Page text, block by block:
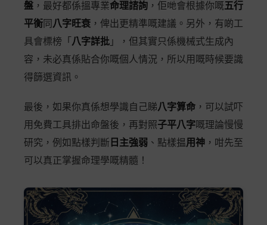
盤 ，最好都係搵專業命理諮詢 ，佢哋會根據你嘅五行
平衡 同 八字旺衰 ，俾出更精準嘅建議。另外，有啲工
具會標榜「 八字詳批 」，但其實只係機械式生成內
容，未必真係貼合你嘅個人情況，所以用嘅時候要識
得篩選資訊。
最後，如果你真係想學識自己睇八字算命 ，可以試吓
用免費工具排出命盤後，再對照子平八字嘅理論慢慢
研究，例如點樣判斷 日主強弱 、點樣揾用神 ，咁先至
可以真正掌握命理學嘅精髓！